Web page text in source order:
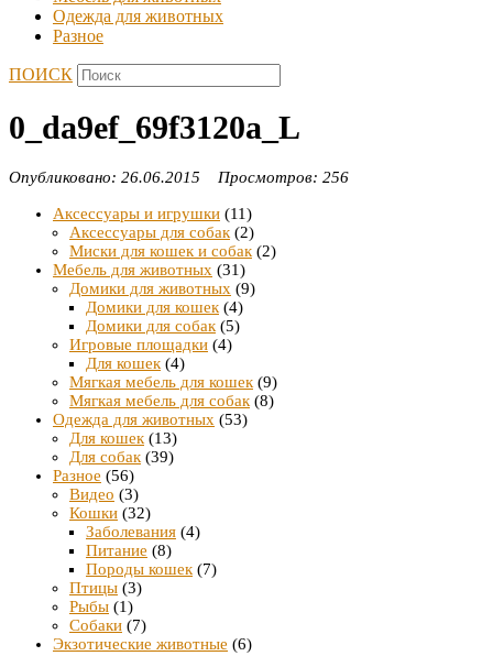
Одежда для животных
Разное
ПОИСК
0_da9ef_69f3120a_L
Опубликовано: 26.06.2015 Просмотров: 256
Аксессуары и игрушки (11)
Аксессуары для собак (2)
Миски для кошек и собак (2)
Мебель для животных (31)
Домики для животных (9)
Домики для кошек (4)
Домики для собак (5)
Игровые площадки (4)
Для кошек (4)
Мягкая мебель для кошек (9)
Мягкая мебель для собак (8)
Одежда для животных (53)
Для кошек (13)
Для собак (39)
Разное (56)
Видео (3)
Кошки (32)
Заболевания (4)
Питание (8)
Породы кошек (7)
Птицы (3)
Рыбы (1)
Собаки (7)
Экзотические животные (6)